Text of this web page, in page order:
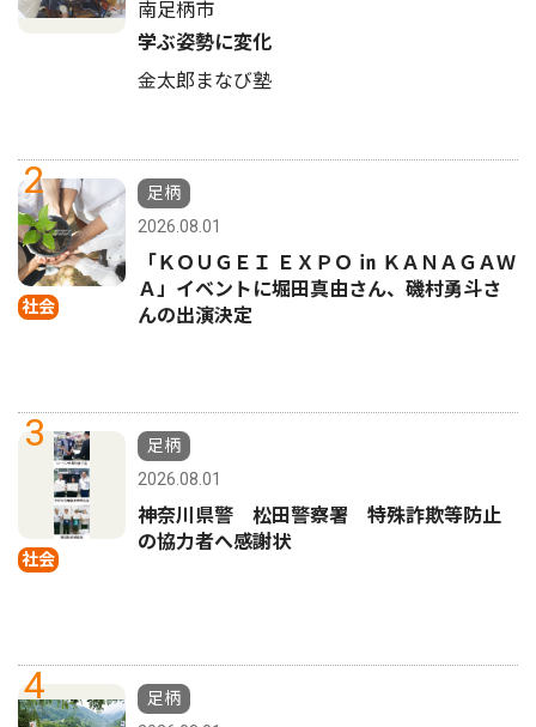
南足柄市
学ぶ姿勢に変化
金太郎まなび塾
2
社会
足柄
2026.08.01
「ＫＯＵＧＥＩ ＥＸＰＯ ㏌ ＫＡＮＡＧＡＷ
Ａ」イベントに堀田真由さん、磯村勇斗さ
んの出演決定
3
社会
足柄
2026.08.01
神奈川県警 松田警察署 特殊詐欺等防止
の協力者へ感謝状
4
足柄